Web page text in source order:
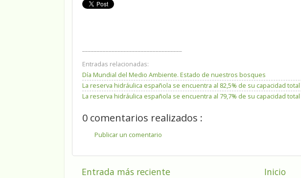
Entradas relacionadas:
Día Mundial del Medio Ambiente. Estado de nuestros bosques
La reserva hidráulica española se encuentra al 82,5% de su capacidad total
La reserva hidráulica española se encuentra al 79,7% de su capacidad total
0 comentarios realizados :
Publicar un comentario
Entrada más reciente Inicio